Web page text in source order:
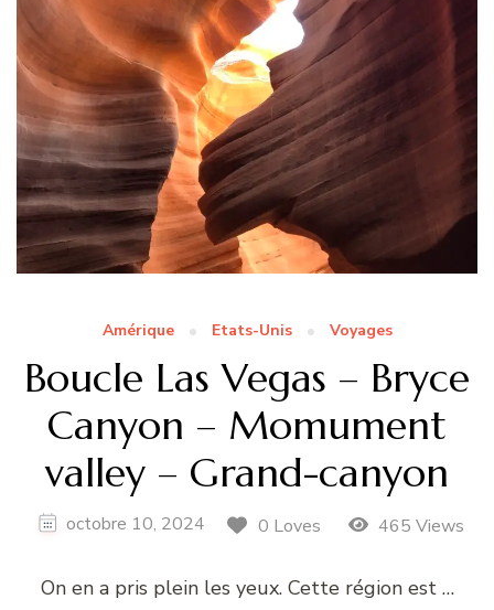
Amérique Etats-Unis Voyages
Boucle Las Vegas – Bryce
Canyon – Momument
valley – Grand-canyon
octobre 10, 2024 0 Loves 465 Views
On en a pris plein les yeux. Cette région est …